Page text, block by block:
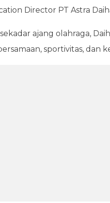
Director PT Astra
ajang olahraga,
sportivitas, dan